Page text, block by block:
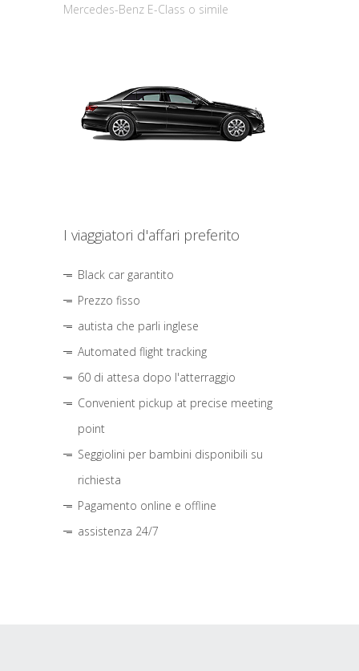
Mercedes-Benz E-Class o simile
I viaggiatori d'affari preferito
Black car garantito
Prezzo fisso
autista che parli inglese
Automated flight tracking
60 di attesa dopo l'atterraggio
Convenient pickup at precise meeting
point
Seggiolini per bambini disponibili su
richiesta
Pagamento online e offline
assistenza 24/7